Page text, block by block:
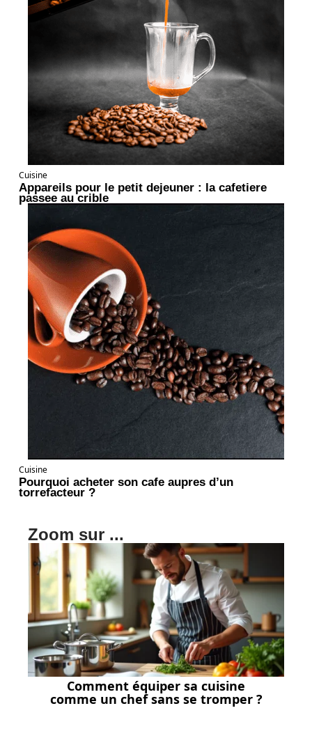
Cuisine
Appareils pour le petit dejeuner : la cafetiere
passee au crible
Cuisine
Pourquoi acheter son cafe aupres d’un
torrefacteur ?
Zoom sur ...
Comment équiper sa cuisine
comme un chef sans se tromper ?